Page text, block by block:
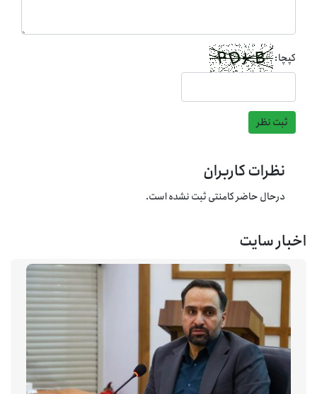
کپچا:
ثبت نظر
نظرات کاربران
درحال حاضر کامنتی ثبت نشده است.
اخبار سایت